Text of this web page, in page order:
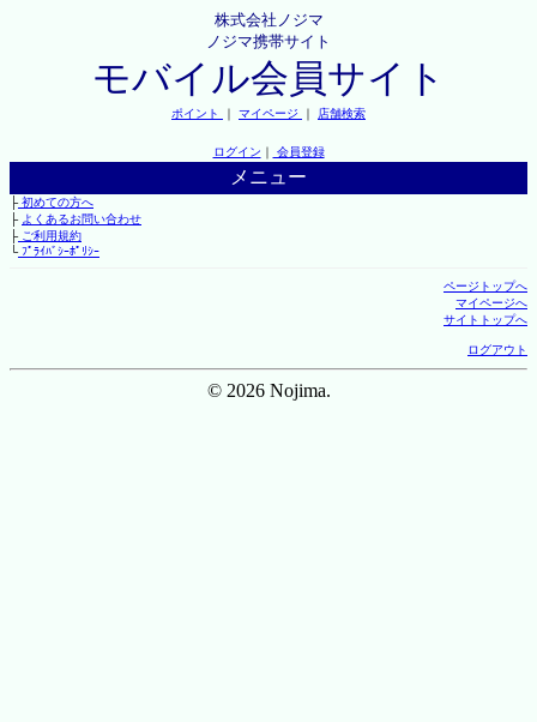
株式会社ノジマ
ノジマ携帯サイト
モバイル会員サイト
ポイント ｜ マイページ ｜ 店舗検索
ログイン ｜ 会員登録
メニュー
├初めての方へ
├ よくあるお問い合わせ
├ご利用規約
└ﾌﾟﾗｲﾊﾞｼｰﾎﾟﾘｼｰ
ページトップへ
マイページへ
サイトトップへ
ログアウト
© 2026 Nojima.